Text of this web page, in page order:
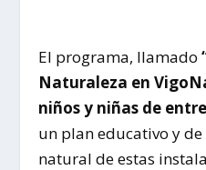
El programa, llamado
Naturaleza en
niños y niñas de
un plan educativo y
natural de estas